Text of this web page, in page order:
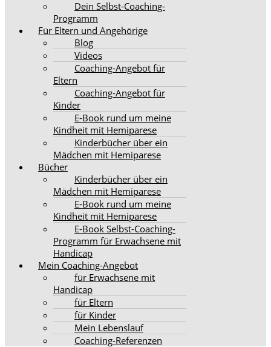
Dein Selbst-Coaching-
Programm
Für Eltern und Angehörige
Blog
Videos
Coaching-Angebot für
Eltern
Coaching-Angebot für
Kinder
E-Book rund um meine
Kindheit mit Hemiparese
Kinderbücher über ein
Mädchen mit Hemiparese
Bücher
Kinderbücher über ein
Mädchen mit Hemiparese
E-Book rund um meine
Kindheit mit Hemiparese
E-Book Selbst-Coaching-
Programm für Erwachsene mit
Handicap
Mein Coaching-Angebot
für Erwachsene mit
Handicap
für Eltern
für Kinder
Mein Lebenslauf
Coaching-Referenzen